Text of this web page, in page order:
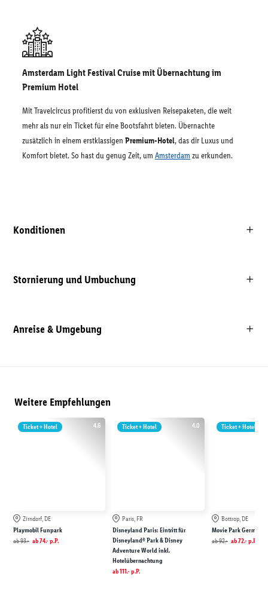
Amsterdam Light Festival Cruise mit Übernachtung im
Premium Hotel
Mit Travelcircus profitierst du von exklusiven Reisepaketen, die weit
mehr als nur ein Ticket für eine Bootsfahrt bieten. Übernachte
zusätzlich in einem erstklassigen Premium-Hotel, das dir Luxus und
Komfort bietet. So hast du genug Zeit, um Amsterdam zu erkunden.
Konditionen
Stornierung und Umbuchung
Anreise & Umgebung
Weitere Empfehlungen
4.6
Ticket + Hotel
Zirndorf, DE
Playmobil Funpark
ab93.- ab74.- p.P.
4.0
Ticket + Hotel
Paris, FR
Disneyland Paris: Eintritt für
Disneyland® Park & Disney
Adventure World inkl.
Hotelübernachtung
ab111.- p.P.
Ticket + Hotel
Bottrop, DE
Movie Park Germany
ab92.- ab72.- p.P.